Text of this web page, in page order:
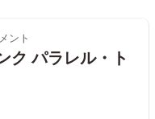
ント
ク パラレル・ト